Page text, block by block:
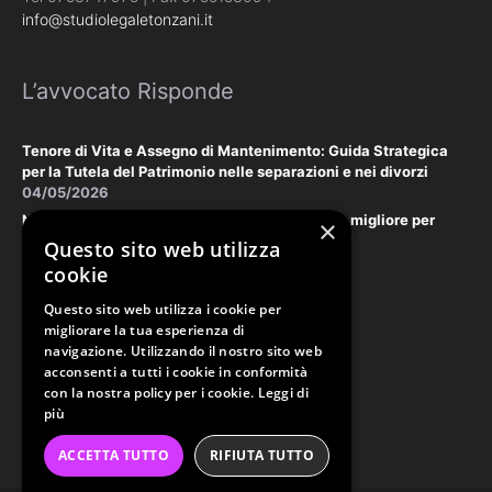
info@studiolegaletonzani.it
L’avvocato Risponde
Tenore di Vita e Assegno di Mantenimento: Guida Strategica
per la Tutela del Patrimonio nelle separazioni e nei divorzi
04/05/2026
Negoziazione Assistita vs. Tribunale: la scelta migliore per
tutelare il vostro patrimonio e la vostra privacy
18/03/2026
Law & Disclaimer
PRIVACY POLICY
COOKIE POLICY
ORDINE AVVOCATI PERUGIA
×
Questo sito web utilizza
cookie
Questo sito web utilizza i cookie per
migliorare la tua esperienza di
navigazione. Utilizzando il nostro sito web
acconsenti a tutti i cookie in conformità
con la nostra policy per i cookie. Leggi di
più
ACCETTA TUTTO RIFIUTA TUTTO